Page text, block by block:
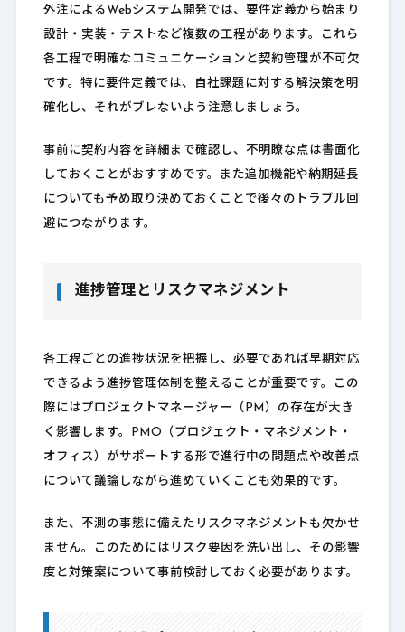
外注によるWebシステム開発では、要件定義から始まり
設計・実装・テストなど複数の工程があります。これら
各工程で明確なコミュニケーションと契約管理が不可欠
です。特に要件定義では、自社課題に対する解決策を明
確化し、それがブレないよう注意しましょう。
事前に契約内容を詳細まで確認し、不明瞭な点は書面化
しておくことがおすすめです。また追加機能や納期延長
についても予め取り決めておくことで後々のトラブル回
避につながります。
進捗管理とリスクマネジメント
各工程ごとの進捗状況を把握し、必要であれば早期対応
できるよう進捗管理体制を整えることが重要です。この
際にはプロジェクトマネージャー（PM）の存在が大き
く影響します。PMO（プロジェクト・マネジメント・
オフィス）がサポートする形で進行中の問題点や改善点
について議論しながら進めていくことも効果的です。
また、不測の事態に備えたリスクマネジメントも欠かせ
ません。このためにはリスク要因を洗い出し、その影響
度と対策案について事前検討しておく必要があります。